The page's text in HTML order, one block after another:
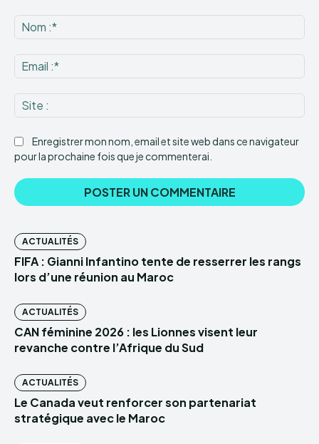
:*
:*
:
Enregistrer mon nom, email et site web dans ce navigateur
pour la prochaine fois que je commenterai.
ACTUALITÉS
FIFA : Gianni Infantino tente de resserrer les rangs
lors d’une réunion au Maroc
ACTUALITÉS
CAN féminine 2026 : les Lionnes visent leur
revanche contre l’Afrique du Sud
ACTUALITÉS
Le Canada veut renforcer son partenariat
stratégique avec le Maroc